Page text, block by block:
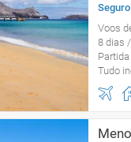
Voos
8 dias
Tudo